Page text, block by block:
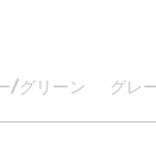
/グリーン グレ